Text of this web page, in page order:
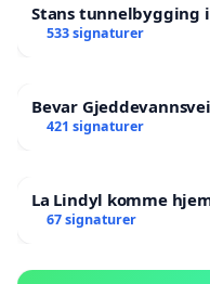
Stans tunnelbygging
533 signaturer
Bevar
421 signaturer
La Lindyl komme
67 signaturer